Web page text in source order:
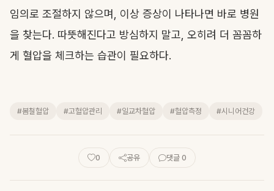
임의로 조절하지 않으며, 이상 증상이 나타나면 바로 병원
을 찾는다. 따뜻해진다고 방심하지 말고, 오히려 더 꼼꼼하
게 혈압을 체크하는 습관이 필요하다.
#봄철혈압 #고혈압관리 #일교차혈압 #혈압측정 #시니어건강
0 공유 댓글 0